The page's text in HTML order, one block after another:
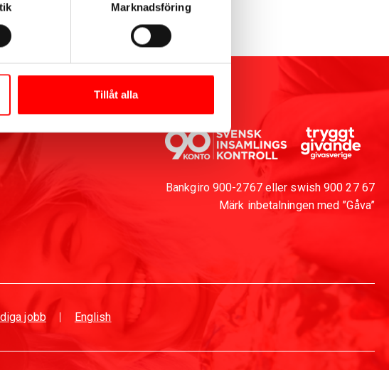
Marknadsföring
Tillåt alla
Bankgiro 900-2767 eller swish 900 27 67
Märk inbetalningen med ”Gåva”
jobb English